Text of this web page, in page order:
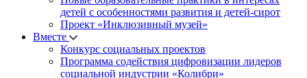
детей с особенностями развития и детей-сирот
Проект «Инклюзивный музей»
Вместе
Конкурс социальных проектов
Программа содействия цифровизации лидеров
социальной индустрии «Колибри»